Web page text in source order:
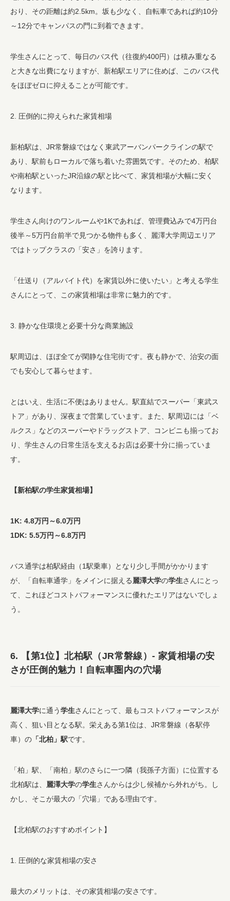
おり、その距離は約2.5km。坂も少なく、自転車であれば約10分
～12分でキャンパスの門に到着できます。
学生さんにとって、毎日のバス代（往復約400円）は積み重なる
と大きな出費になりますが、新柏駅エリアに住めば、このバス代
をほぼゼロに抑えることが可能です。
2. 圧倒的に抑えられた家賃相場
新柏駅は、JR常磐線ではなく東武アーバンパークラインの駅で
あり、駅前もローカルで落ち着いた雰囲気です。そのため、柏駅
や南柏駅といったJR沿線の駅と比べて、家賃相場が大幅に安く
なります。
学生さん向けのワンルームや1Kであれば、管理費込みで4万円台
後半～5万円台前半で見つかる物件も多く、麗澤大学周辺エリア
ではトップクラスの「安さ」を誇ります。
「仕送り（アルバイト代）を家賃以外に使いたい」と考える学生
さんにとって、この家賃相場は非常に魅力的です。
3. 静かな住環境と必要十分な商業施設
駅周辺は、ほぼ全てが閑静な住宅街です。夜も静かで、治安の面
でも安心して暮らせます。
とはいえ、生活に不便はありません。駅直結でスーパー「東武ス
トア」があり、深夜まで営業しています。また、駅周辺には「ベ
ルクス」などのスーパーやドラッグストア、コンビニも揃ってお
り、学生さんの日常生活を支えるお店は必要十分に揃っていま
す。
【新柏駅の学生家賃相場】
1K: 4.8万円～6.0万円
1DK: 5.5万円～6.8万円
バス通学は柏駅経由（1駅乗車）となり少し手間がかかります
が、「自転車通学」をメインに据える麗澤大学の学生さんにとっ
て、これほどコストパフォーマンスに優れたエリアはないでしょ
う。
6. 【第1位】北柏駅（JR常磐線）- 家賃相場の安
さが圧倒的魅力！自転車圏内の穴場
麗澤大学に通う学生さんにとって、最もコストパフォーマンスが
高く、狙い目となる駅。栄えある第1位は、JR常磐線（各駅停
車）の 「北柏」駅です。
「柏」駅、「南柏」駅のさらに一つ隣（我孫子方面）に位置する
北柏駅は、 麗澤大学の学生さんからは少し候補から外れがち。し
かし、そこが最大の「穴場」である理由です。
【北柏駅のおすすめポイント】
1. 圧倒的な家賃相場の安さ
最大のメリットは、その家賃相場の安さです。